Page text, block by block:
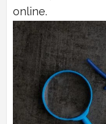
online.